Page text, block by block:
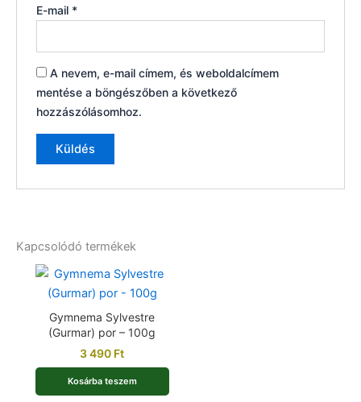
E-mail *
A nevem, e-mail címem, és weboldalcímem
mentése a böngészőben a következő
hozzászólásomhoz.
Kapcsolódó termékek
Gymnema Sylvestre
(Gurmar) por – 100g
3 490 Ft
Kosárba teszem